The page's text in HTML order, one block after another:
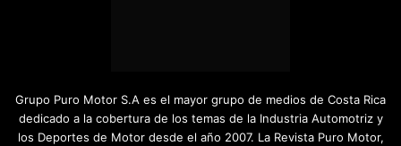
Grupo Puro Motor S.A es el mayor grupo de medios de Costa Rica
dedicado a la cobertura de los temas de la Industria Automotriz y
los Deportes de Motor desde el año 2007. La Revista Puro Motor,